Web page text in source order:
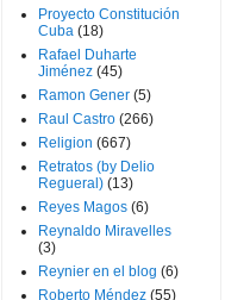
Proyecto Constitución
Cuba (18)
Rafael Duharte
Jiménez (45)
Ramon Gener (5)
Raul Castro (266)
Religion (667)
Retratos (by Delio
Regueral) (13)
Reyes Magos (6)
Reynaldo Miravelles
(3)
Reynier en el blog (6)
Roberto Méndez (55)